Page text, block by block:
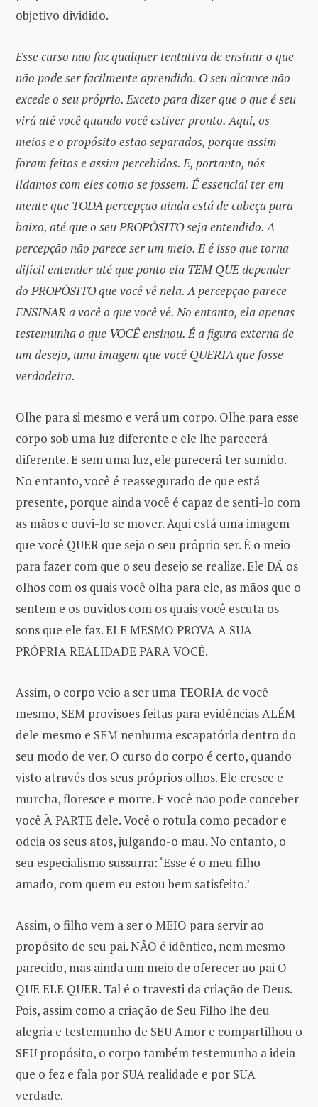
objetivo dividido.
Esse curso não faz qualquer tentativa de ensinar o que
não pode ser facilmente aprendido. O seu alcance não
excede o seu próprio. Exceto para dizer que o que é seu
virá até você quando você estiver pronto. Aqui, os
meios e o propósito estão separados, porque assim
foram feitos e assim percebidos. E, portanto, nós
lidamos com eles como se fossem. É essencial ter em
mente que TODA percepção ainda está de cabeça para
baixo, até que o seu PROPÓSITO seja entendido. A
percepção não parece ser um meio. E é isso que torna
difícil entender até que ponto ela TEM QUE depender
do PROPÓSITO que você vê nela. A percepção parece
ENSINAR a você o que você vê. No entanto, ela apenas
testemunha o que VOCÊ ensinou. É a figura externa de
um desejo, uma imagem que você QUERIA que fosse
verdadeira.
Olhe para si mesmo e verá um corpo. Olhe para esse
corpo sob uma luz diferente e ele lhe parecerá
diferente. E sem uma luz, ele parecerá ter sumido.
No entanto, você é reassegurado de que está
presente, porque ainda você é capaz de senti-lo com
as mãos e ouvi-lo se mover. Aqui está uma imagem
que você QUER que seja o seu próprio ser. É o meio
para fazer com que o seu desejo se realize. Ele DÁ os
olhos com os quais você olha para ele, as mãos que o
sentem e os ouvidos com os quais você escuta os
sons que ele faz. ELE MESMO PROVA A SUA
PRÓPRIA REALIDADE PARA VOCÊ.
Assim, o corpo veio a ser uma TEORIA de você
mesmo, SEM provisões feitas para evidências ALÉM
dele mesmo e SEM nenhuma escapatória dentro do
seu modo de ver. O curso do corpo é certo, quando
visto através dos seus próprios olhos. Ele cresce e
murcha, floresce e morre. E você não pode conceber
você À PARTE dele. Você o rotula como pecador e
odeia os seus atos, julgando-o mau. No entanto, o
seu especialismo sussurra: ‘Esse é o meu filho
amado, com quem eu estou bem satisfeito.’
Assim, o filho vem a ser o MEIO para servir ao
propósito de seu pai. NÃO é idêntico, nem mesmo
parecido, mas ainda um meio de oferecer ao pai O
QUE ELE QUER. Tal é o travesti da criação de Deus.
Pois, assim como a criação de Seu Filho lhe deu
alegria e testemunho de SEU Amor e compartilhou o
SEU propósito, o corpo também testemunha a ideia
que o fez e fala por SUA realidade e por SUA
verdade.